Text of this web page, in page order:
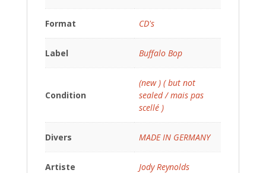
Format CD's
Label Buffalo Bop
Condition
(new ) ( but not
sealed / mais pas
scellé )
Divers MADE IN GERMANY
Artiste Jody Reynolds